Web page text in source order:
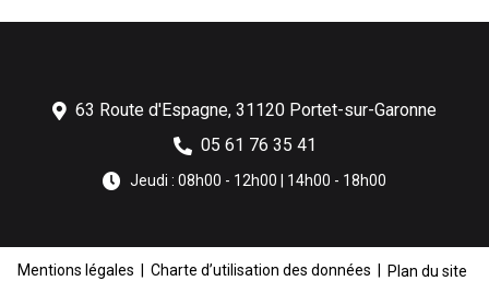
recaptcha
63 Route d'Espagne, 31120 Portet-sur-Garonne
05 61 76 35 41
Jeudi : 08h00 - 12h00 | 14h00 - 18h00
Mentions légales Charte d’utilisation des données Plan du site